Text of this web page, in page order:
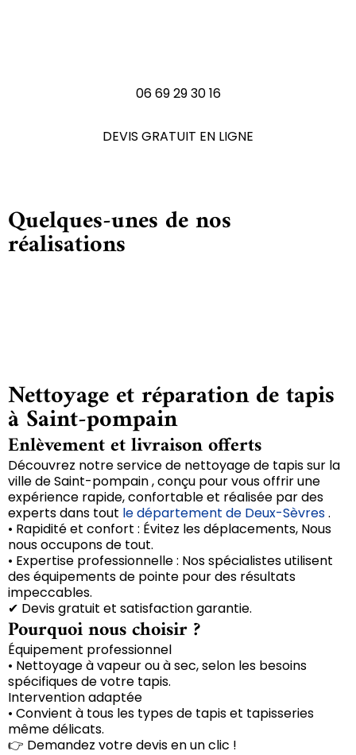
06 69 29 30 16
DEVIS GRATUIT EN LIGNE
Quelques-unes de nos
réalisations
Nettoyage et réparation de tapis
à Saint-pompain
Enlèvement et livraison offerts
Découvrez notre service de nettoyage de tapis sur la
ville de Saint-pompain , conçu pour vous offrir une
expérience rapide, confortable et réalisée par des
experts dans tout le département de Deux-Sèvres.
• Rapidité et confort : Évitez les déplacements, Nous
nous occupons de tout.
• Expertise professionnelle : Nos spécialistes utilisent
des équipements de pointe pour des résultats
impeccables.
✔ Devis gratuit et satisfaction garantie.
Pourquoi nous choisir ?
Équipement professionnel
• Nettoyage à vapeur ou à sec, selon les besoins
spécifiques de votre tapis.
Intervention adaptée
• Convient à tous les types de tapis et tapisseries
même délicats.
👉 Demandez votre devis en un clic !